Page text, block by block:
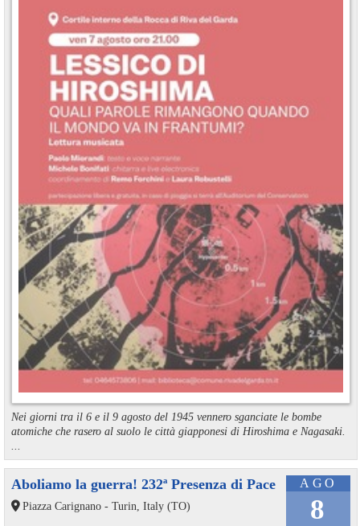
Nei giorni tra il 6 e il 9 agosto del 1945 vennero sganciate le bombe
atomiche che rasero al suolo le città giapponesi di Hiroshima e Nagasaki.
AGO
8
Aboliamo la guerra! 232ª Presenza di Pace
Piazza Carignano - Turin, Italy (TO)